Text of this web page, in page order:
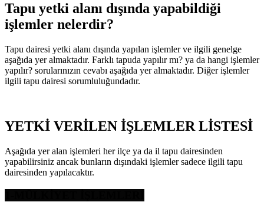
Tapu yetki alanı dışında yapabildiği
işlemler nelerdir?
Tapu dairesi yetki alanı dışında yapılan işlemler ve ilgili genelge
aşağıda yer almaktadır. Farklı tapuda yapılır mı? ya da hangi işlemler
yapılır? sorularınızın cevabı aşağıda yer almaktadır. Diğer işlemler
ilgili tapu dairesi sorumluluğundadır.
YETKİ VERİLEN İŞLEMLER LİSTESİ
Aşağıda yer alan işlemleri her ilçe ya da il tapu dairesinden
yapabilirsiniz ancak bunların dışındaki işlemler sadece ilgili tapu
dairesinden yapılacaktır.